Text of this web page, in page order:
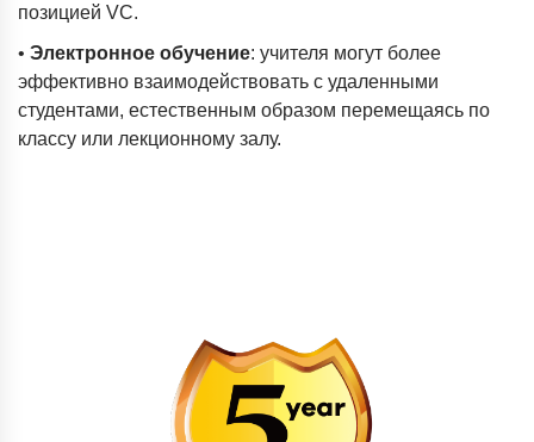
позицией VC.
• Электронное обучение: учителя могут более
эффективно взаимодействовать с удаленными
студентами, естественным образом перемещаясь по
классу или лекционному залу.